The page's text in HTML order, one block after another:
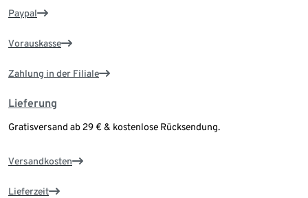
Paypal
Vorauskasse
Zahlung in der Filiale
Lieferung
Gratisversand ab 29 € & kostenlose Rücksendung.
Versandkosten
Lieferzeit